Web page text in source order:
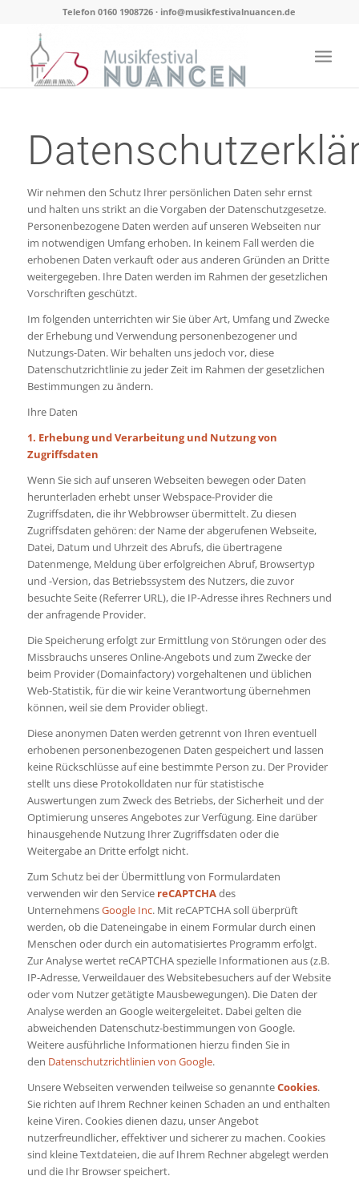
Telefon 0160 1908726 · info@musikfestivalnuancen.de
Wir nehmen den Schutz Ihrer persönlichen Daten sehr ernst
und halten uns strikt an die Vorgaben der Datenschutzgesetze.
Personenbezogene Daten werden auf unseren Webseiten nur
im notwendigen Umfang erhoben. In keinem Fall werden die
erhobenen Daten verkauft oder aus anderen Gründen an Dritte
weitergegeben. Ihre Daten werden im Rahmen der gesetzlichen
Vorschriften geschützt.
Im folgenden unterrichten wir Sie über Art, Umfang und Zwecke
der Erhebung und Verwendung personenbezogener und
Nutzungs-Daten. Wir behalten uns jedoch vor, diese
Datenschutzrichtlinie zu jeder Zeit im Rahmen der gesetzlichen
Bestimmungen zu ändern.
Ihre Daten
1. Erhebung und Verarbeitung und Nutzung von
Zugriffsdaten
Wenn Sie sich auf unseren Webseiten bewegen oder Daten
herunterladen erhebt unser Webspace-Provider die
Zugriffsdaten, die ihr Webbrowser übermittelt. Zu diesen
Zugriffsdaten gehören: der Name der abgerufenen Webseite,
Datei, Datum und Uhrzeit des Abrufs, die übertragene
Datenmenge, Meldung über erfolgreichen Abruf, Browsertyp
und -Version, das Betriebssystem des Nutzers, die zuvor
besuchte Seite (Referrer URL), die IP-Adresse ihres Rechners und
der anfragende Provider.
Die Speicherung erfolgt zur Ermittlung von Störungen oder des
Missbrauchs unseres Online-Angebots und zum Zwecke der
beim Provider (Domainfactory) vorgehaltenen und üblichen
Web-Statistik, für die wir keine Verantwortung übernehmen
können, weil sie dem Provider obliegt.
Diese anonymen Daten werden getrennt von Ihren eventuell
erhobenen personenbezogenen Daten gespeichert und lassen
keine Rückschlüsse auf eine bestimmte Person zu. Der Provider
stellt uns diese Protokolldaten nur für statistische
Auswertungen zum Zweck des Betriebs, der Sicherheit und der
Optimierung unseres Angebotes zur Verfügung. Eine darüber
hinausgehende Nutzung Ihrer Zugriffsdaten oder die
Weitergabe an Dritte erfolgt nicht.
Zum Schutz bei der Übermittlung von Formulardaten
verwenden wir den Service reCAPTCHAdes
UnternehmensGoogle Inc. Mit reCAPTCHA soll überprüft
werden, ob die Dateneingabe in einem Formular durch einen
Menschen oder durch ein automatisiertes Programm erfolgt.
Zur Analyse wertet reCAPTCHA spezielle Informationen aus (z.B.
IP-Adresse, Verweildauer des Websitebesuchers auf der Website
oder vom Nutzer getätigte Mausbewegungen). Die Daten der
Analyse werden an Google weitergeleitet. Dabei gelten die
abweichenden Datenschutz-bestimmungen von Google.
Weitere ausführliche Informationen hierzu finden Sie in
den Datenschutzrichtlinien von Google.
Unsere Webseiten verwenden teilweise so genannteCookies.
Sie richten auf Ihrem Rechner keinen Schaden an und enthalten
keine Viren. Cookies dienen dazu, unser Angebot
nutzerfreundlicher, effektiver und sicherer zu machen. Cookies
sind kleine Textdateien, die auf Ihrem Rechner abgelegt werden
und die Ihr Browser speichert.